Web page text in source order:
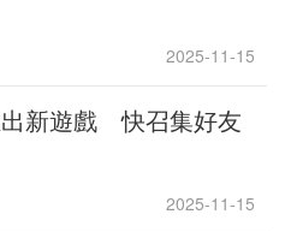
2025-11-15
新遊戲 快召集好友
2025-11-15